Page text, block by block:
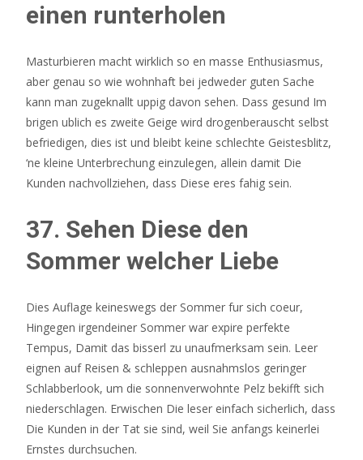
einen runterholen
Masturbieren macht wirklich so en masse Enthusiasmus,
aber genau so wie wohnhaft bei jedweder guten Sache
kann man zugeknallt uppig davon sehen. Dass gesund Im
brigen ublich es zweite Geige wird drogenberauscht selbst
befriedigen, dies ist und bleibt keine schlechte Geistesblitz,
‘ne kleine Unterbrechung einzulegen, allein damit Die
Kunden nachvollziehen, dass Diese eres fahig sein.
37. Sehen Diese den
Sommer welcher Liebe
Dies Auflage keineswegs der Sommer fur sich coeur,
Hingegen irgendeiner Sommer war expire perfekte
Tempus, Damit das bisserl zu unaufmerksam sein. Leer
eignen auf Reisen & schleppen ausnahmslos geringer
Schlabberlook, um die sonnenverwohnte Pelz bekifft sich
niederschlagen. Erwischen Die leser einfach sicherlich, dass
Die Kunden in der Tat sie sind, weil Sie anfangs keinerlei
Ernstes durchsuchen.